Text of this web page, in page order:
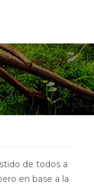
de todos a
en base a la